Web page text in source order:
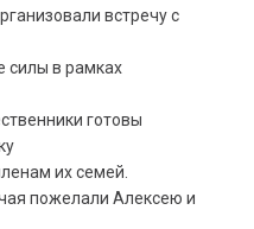
встречу с
силы в рамках
готовы
их семей.
пожелали Алексею и